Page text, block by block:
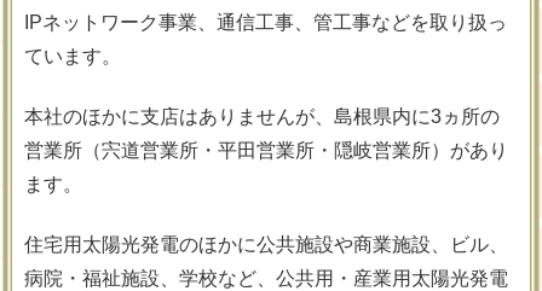
IPネットワーク事業、通信工事、管工事などを取り扱っ
ています。
本社のほかに支店はありませんが、島根県内に3ヵ所の
営業所（宍道営業所・平田営業所・隠岐営業所）があり
ます。
住宅用太陽光発電のほかに公共施設や商業施設、ビル、
病院・福祉施設、学校など、公共用・産業用太陽光発電